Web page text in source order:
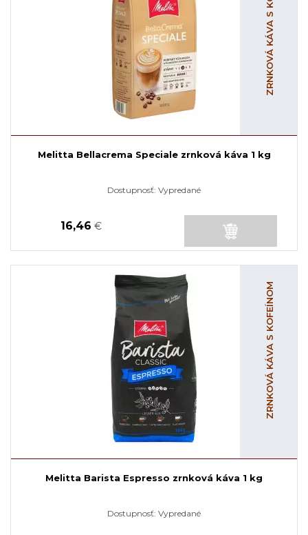
Melitta Bellacrema Speciale zrnková káva 1 kg
Dostupnosť: Vypredané
16,46 €
ZRNKOVÁ KÁVA S KOFEÍNOM
Melitta Barista Espresso zrnková káva 1 kg
Dostupnosť: Vypredané